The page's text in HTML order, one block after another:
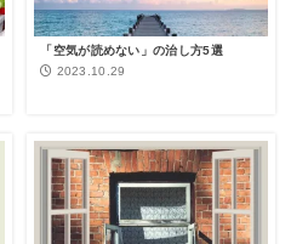
「空気が読めない」の治し方5選
2023.10.29